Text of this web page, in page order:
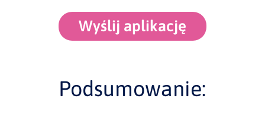
Wyślij aplikację
Podsumowanie: